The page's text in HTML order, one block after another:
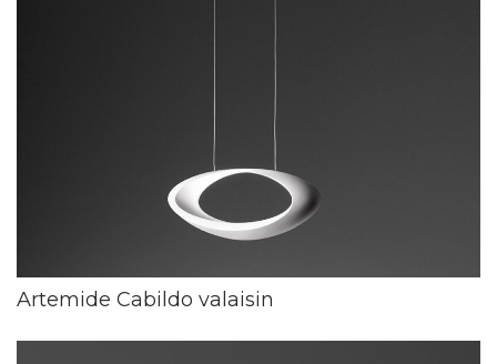
Artemide Cabildo valaisin